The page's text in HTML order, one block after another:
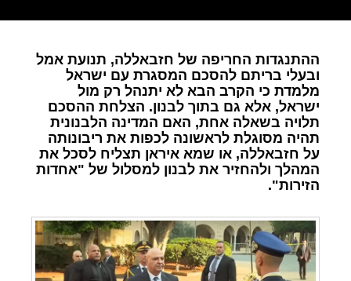
ההתנגדות החריפה של חזבאללה, תנועת אמל
ובעלי בריתם להסכם המסגרת עם ישראל
מלמדת כי הקרב הבא לא יתנהל רק מול
ישראל, אלא גם בתוך לבנון. הצלחת ההסכם
תלויה בשאלה אחת, האם המדינה הלבנונית
תהיה מסוגלת לראשונה לכפות את ריבונותה
על חזבאללה, או שמא איראן תצליח לסכל את
המהלך ולהחזיר את לבנון למסלול של "אחדות
הזירות".